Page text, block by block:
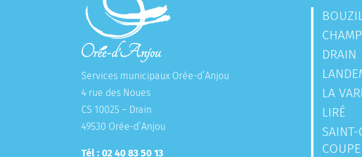
Services municipaux Orée-d’Anjou
4 rue des Noues
CS 10025 – Drain
49530 Orée-d’Anjou
Tél : 02 40 83 50 13
DRAIN
LA
LIRÉ
SAINT-